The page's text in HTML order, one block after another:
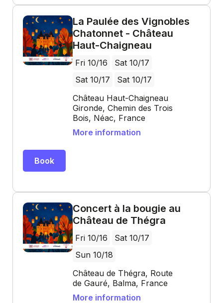
La Paulée des Vignobles
Chatonnet - Château
Haut-Chaigneau
Fri 10/16
Sat 10/17
Sat 10/17
Sat 10/17
Château Haut-Chaigneau
Gironde, Chemin des Trois
Bois, Néac, France
More information
Book
Concert à la bougie au
Château de Thégra
Fri 10/16
Sat 10/17
Sun 10/18
Château de Thégra, Route
de Gauré, Balma, France
More information